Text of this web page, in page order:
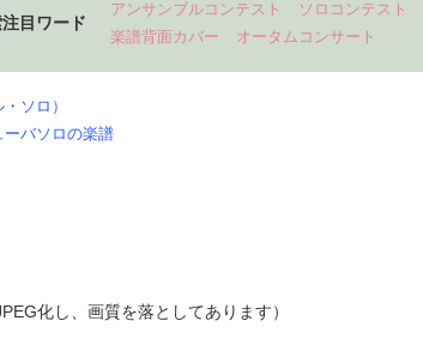
目ワード
アンサンブルコンテスト ソロコンテスト
楽譜背面カバー
オータムコンサート
ソロ）
ーバソロの楽譜
化し、画質を落としてあります）